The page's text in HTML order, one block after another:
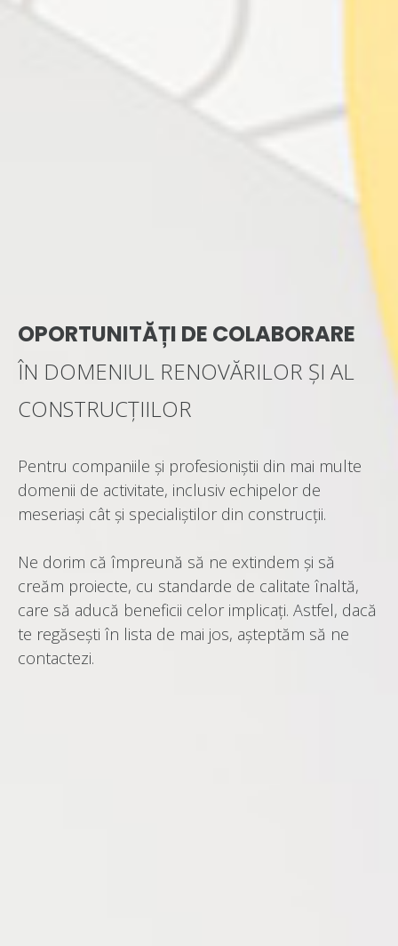
OPORTUNITĂȚI DE COLABORARE
ÎN DOMENIUL RENOVĂRILOR ȘI AL
CONSTRUCȚIILOR
Pentru companiile și profesioniștii din mai multe
domenii de activitate, inclusiv echipelor de
meseriași cât și specialiștilor din construcții.
Ne dorim că împreună să ne extindem și să
creăm proiecte, cu standarde de calitate înaltă,
care să aducă beneficii celor implicați. Astfel, dacă
te regăsești în lista de mai jos, așteptăm să ne
contactezi.